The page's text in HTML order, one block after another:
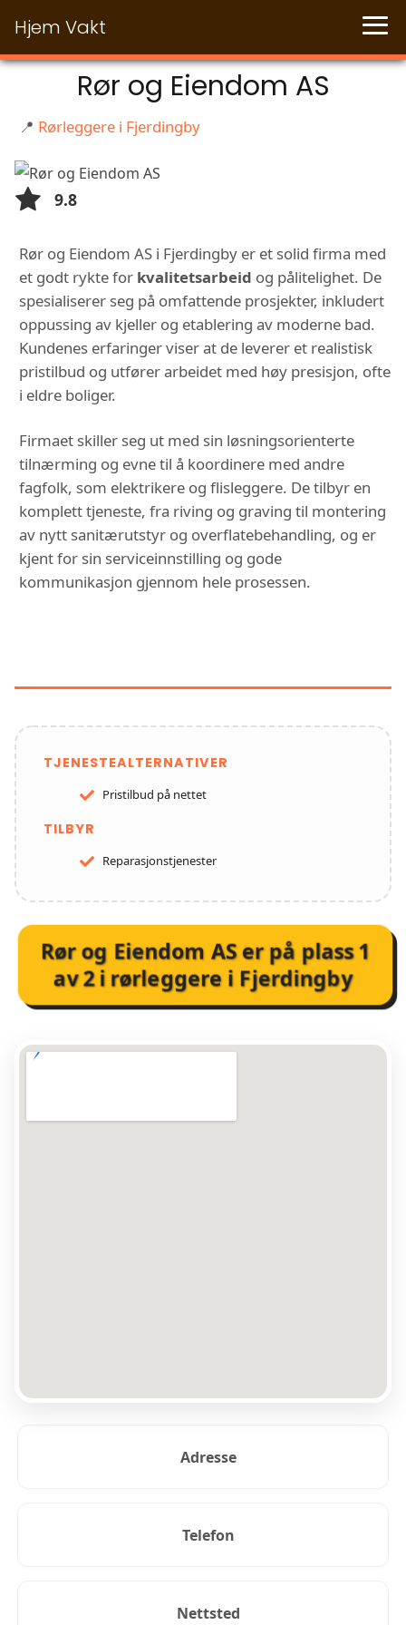
Hjem Vakt
Rør og Eiendom AS
📍 Rørleggere i Fjerdingby
9.8
Rør og Eiendom AS i Fjerdingby er et solid firma med
et godt rykte for kvalitetsarbeid og pålitelighet. De
spesialiserer seg på omfattende prosjekter, inkludert
oppussing av kjeller og etablering av moderne bad.
Kundenes erfaringer viser at de leverer et realistisk
pristilbud og utfører arbeidet med høy presisjon, ofte
i eldre boliger.
Firmaet skiller seg ut med sin løsningsorienterte
tilnærming og evne til å koordinere med andre
fagfolk, som elektrikere og flisleggere. De tilbyr en
komplett tjeneste, fra riving og graving til montering
av nytt sanitærutstyr og overflatebehandling, og er
kjent for sin serviceinnstilling og gode
kommunikasjon gjennom hele prosessen.
TJENESTEALTERNATIVER
Pristilbud på nettet
TILBYR
Reparasjonstjenester
Rør og Eiendom ASer på plass1
av2irørleggere i Fjerdingby
Adresse
Telefon
Nettsted